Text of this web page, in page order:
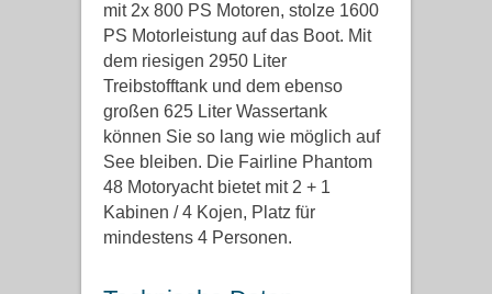
mit 2x 800 PS Motoren, stolze 1600
PS Motorleistung auf das Boot. Mit
dem riesigen 2950 Liter
Treibstofftank und dem ebenso
großen 625 Liter Wassertank
können Sie so lang wie möglich auf
See bleiben. Die Fairline Phantom
48 Motoryacht bietet mit 2 + 1
Kabinen / 4 Kojen, Platz für
mindestens 4 Personen.